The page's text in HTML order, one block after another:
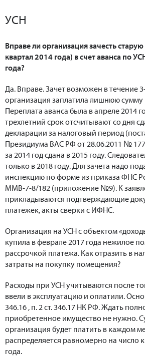
УСН
Вправе ли организация зачесть
квартал 2014 года) в счет аванса по
года?
Да. Вправе. Зачет возможен в течение
организация заплатила лишнюю сумму
Переплата аванса была в апреле 2014
трехлетний срок отсчитывают со дня
декларации за налоговый период
Президиума ВАС РФ от 28.06.2011 №
за 2014 год сдана в 2015 году.
только в 2018 году. Для зачета надо
инспекцию по форме из приказа ФНС
ММВ-7-8/182 (приложение №9). К
прикладываются подтверждающие
платежек, акты сверки с ИФНС.
Организация на УСН с объектом
купила в феврале 2017 года нежилое
рассрочкой платежа. Как отразить в
затраты на покупку помещения?
Расходы при УСН учитываются после
ввели в эксплуатацию и оплатили.
346.16 , п. 2 ст. 346.17 НК РФ. Ждать
приобретенное имущество не нужно.
организация будет платить в каждом
распределяется равномерно на число
года.